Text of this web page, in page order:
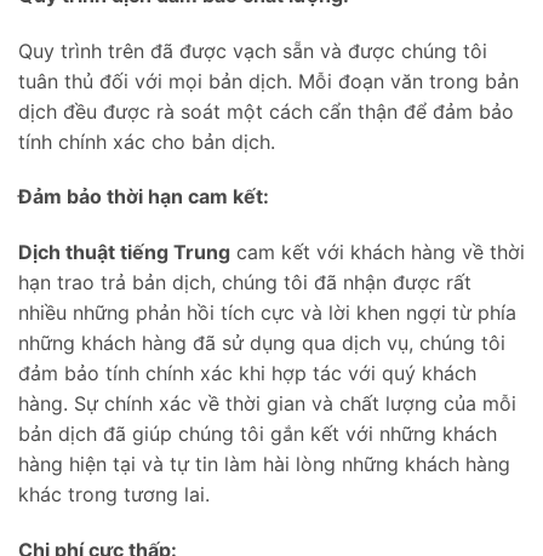
Quy trình trên đã được vạch sẵn và được chúng tôi
tuân thủ đối với mọi bản dịch. Mỗi đoạn văn trong bản
dịch đều được rà soát một cách cẩn thận để đảm bảo
tính chính xác cho bản dịch.
Đảm bảo thời hạn cam kết:
Dịch thuật tiếng Trung cam kết với khách hàng về thời
hạn trao trả bản dịch, chúng tôi đã nhận được rất
nhiều những phản hồi tích cực và lời khen ngợi từ phía
những khách hàng đã sử dụng qua dịch vụ, chúng tôi
đảm bảo tính chính xác khi hợp tác với quý khách
hàng. Sự chính xác về thời gian và chất lượng của mỗi
bản dịch đã giúp chúng tôi gắn kết với những khách
hàng hiện tại và tự tin làm hài lòng những khách hàng
khác trong tương lai.
Chi phí cực thấp: